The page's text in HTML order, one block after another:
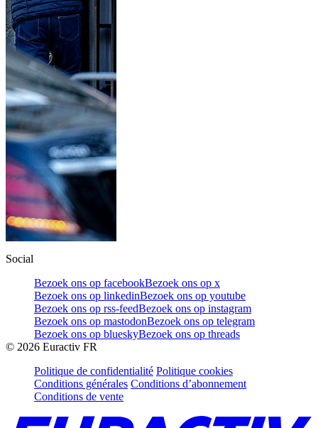
Social
Bezoek ons op facebookBezoek ons op x
Bezoek ons op linkedinBezoek ons op youtube
Bezoek ons op rss-feedBezoek ons op instagram
Bezoek ons op mastodonBezoek ons op telegram
Bezoek ons op blueskyBezoek ons op threads
© 2026 Euractiv FR
Politique de confidentialité Politique cookies
Conditions générales Conditions d’abonnement
Conditions de vente